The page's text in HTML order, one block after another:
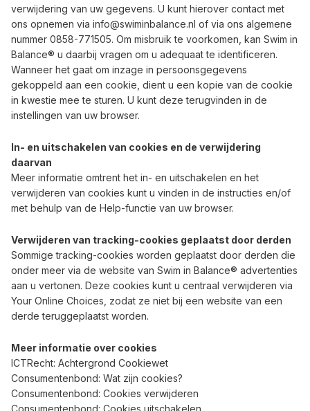
verwijdering van uw gegevens. U kunt hierover contact met
ons opnemen via info@swiminbalance.nl of via ons algemene
nummer 0858-771505. Om misbruik te voorkomen, kan Swim in
Balance® u daarbij vragen om u adequaat te identificeren.
Wanneer het gaat om inzage in persoonsgegevens
gekoppeld aan een cookie, dient u een kopie van de cookie
in kwestie mee te sturen. U kunt deze terugvinden in de
instellingen van uw browser.
In- en uitschakelen van cookies en de verwijdering
daarvan
Meer informatie omtrent het in- en uitschakelen en het
verwijderen van cookies kunt u vinden in de instructies en/of
met behulp van de Help-functie van uw browser.
Verwijderen van tracking-cookies geplaatst door derden
Sommige tracking-cookies worden geplaatst door derden die
onder meer via de website van Swim in Balance® advertenties
aan u vertonen. Deze cookies kunt u centraal verwijderen via
Your Online Choices, zodat ze niet bij een website van een
derde teruggeplaatst worden.
Meer informatie over cookies
ICTRecht: Achtergrond Cookiewet
Consumentenbond: Wat zijn cookies?
Consumentenbond: Cookies verwijderen
Consumentenbond: Cookies uitschakelen